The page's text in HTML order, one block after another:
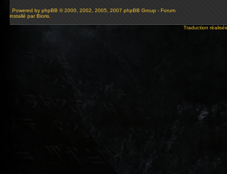
Powered by phpBB © 2000, 2002, 2005, 2007 phpBB Group - Forum
installé par Bioris.
Traduction